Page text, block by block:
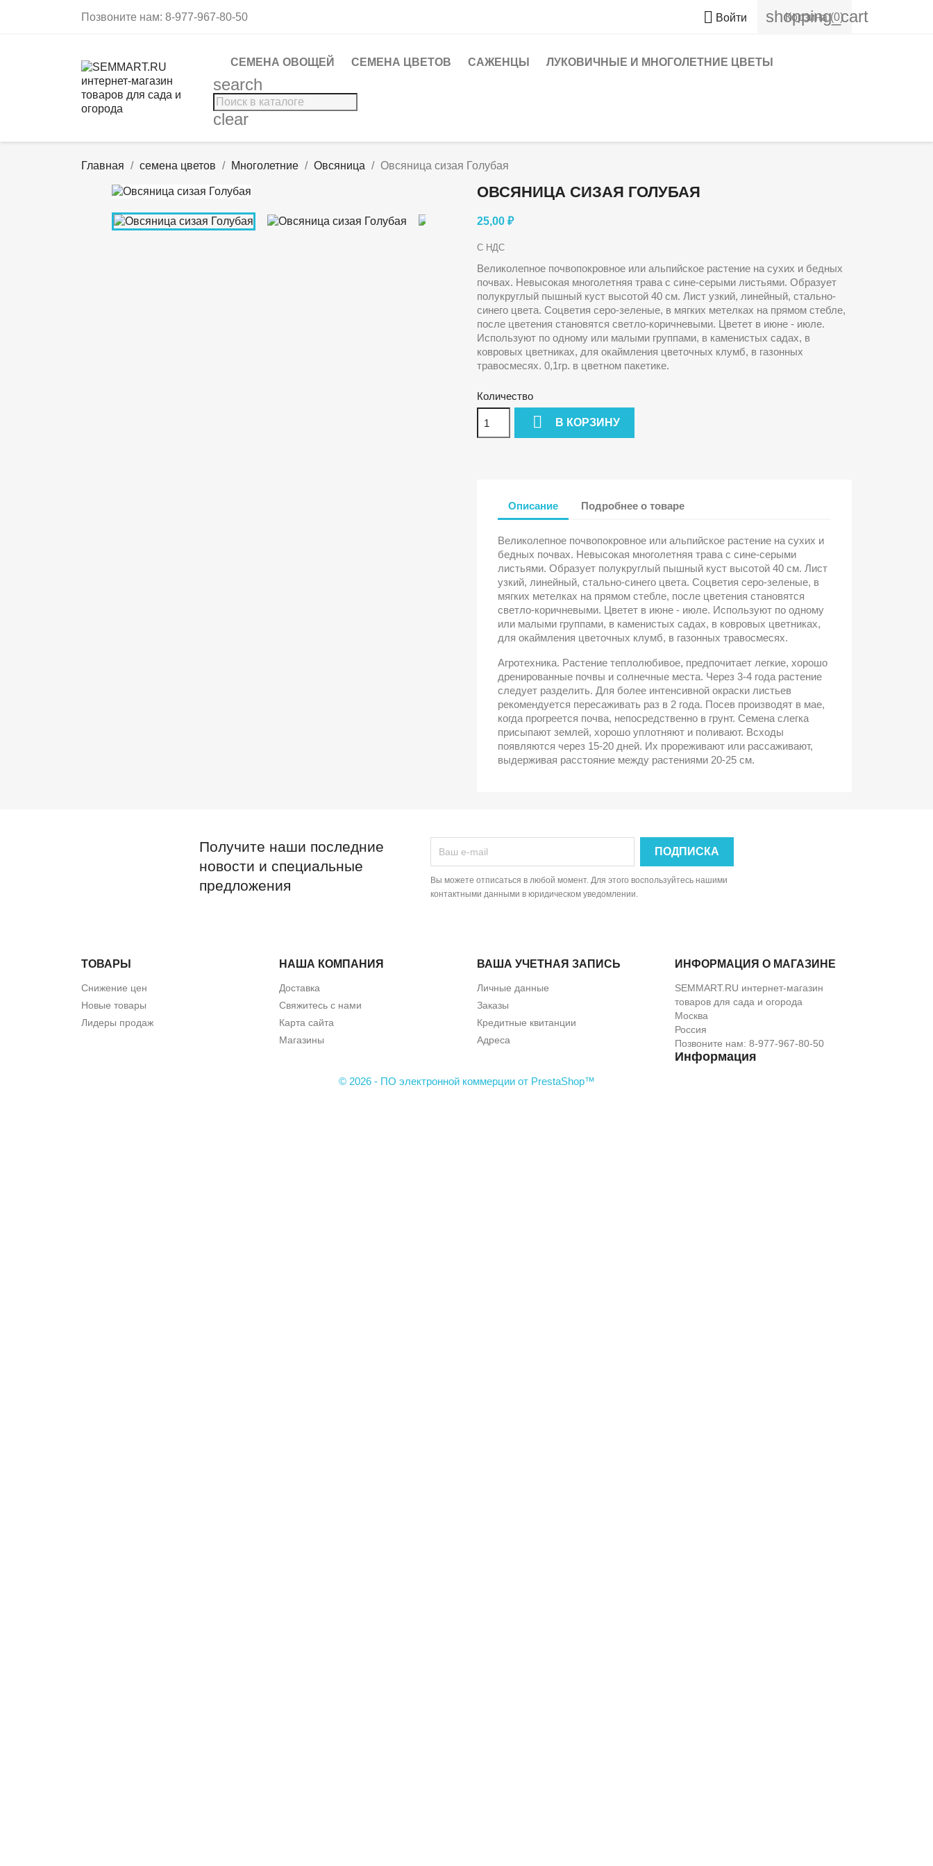
Позвоните нам: 8-977-967-80-50  Войти shopping_cart
Корзина (0)
СЕМЕНА ОВОЩЕЙ СЕМЕНА ЦВЕТОВ САЖЕНЦЫ ЛУКОВИЧНЫЕ И МНОГОЛЕТНИЕ ЦВЕТЫ
search
clear
Главная семена цветов Многолетние Овсяница Овсяница сизая Голубая
ОВСЯНИЦА СИЗАЯ ГОЛУБАЯ
25,00 ₽
С НДС
Великолепное почвопокровное или альпийское растение на сухих и бедных
почвах. Невысокая многолетняя трава с сине-серыми листьями. Образует
полукруглый пышный куст высотой 40 см. Лист узкий, линейный, стально-
синего цвета. Соцветия серо-зеленые, в мягких метелках на прямом стебле,
после цветения становятся светло-коричневыми. Цветет в июне - июле.
Используют по одному или малыми группами, в каменистых садах, в
ковровых цветниках, для окаймления цветочных клумб, в газонных
травосмесях. 0,1гр. в цветном пакетике.
Количество
 В КОРЗИНУ
Описание Подробнее о товаре
Великолепное почвопокровное или альпийское растение на сухих и
бедных почвах. Невысокая многолетняя трава с сине-серыми
листьями. Образует полукруглый пышный куст высотой 40 см. Лист
узкий, линейный, стально-синего цвета. Соцветия серо-зеленые, в
мягких метелках на прямом стебле, после цветения становятся
светло-коричневыми. Цветет в июне - июле. Используют по одному
или малыми группами, в каменистых садах, в ковровых цветниках,
для окаймления цветочных клумб, в газонных травосмесях.
Агротехника. Растение теплолюбивое, предпочитает легкие, хорошо
дренированные почвы и солнечные места. Через 3-4 года растение
следует разделить. Для более интенсивной окраски листьев
рекомендуется пересаживать раз в 2 года. Посев производят в мае,
когда прогреется почва, непосредственно в грунт. Семена слегка
присыпают землей, хорошо уплотняют и поливают. Всходы
появляются через 15-20 дней. Их прореживают или рассаживают,
выдерживая расстояние между растениями 20-25 см.
Получите наши последние
новости и специальные
предложения
Вы можете отписаться в любой момент. Для этого воспользуйтесь нашими
контактными данными в юридическом уведомлении.
ТОВАРЫ
Снижение цен
Новые товары
Лидеры продаж
НАША КОМПАНИЯ
Доставка
Свяжитесь с нами
Карта сайта
Магазины
ВАША УЧЕТНАЯ ЗАПИСЬ
Личные данные
Заказы
Кредитные квитанции
Адреса
ИНФОРМАЦИЯ О МАГАЗИНЕ
SEMMART.RU интернет-магазин
товаров для сада и огорода
Москва
Россия
Позвоните нам: 8-977-967-80-50
Информация
© 2026 - ПО электронной коммерции от PrestaShop™